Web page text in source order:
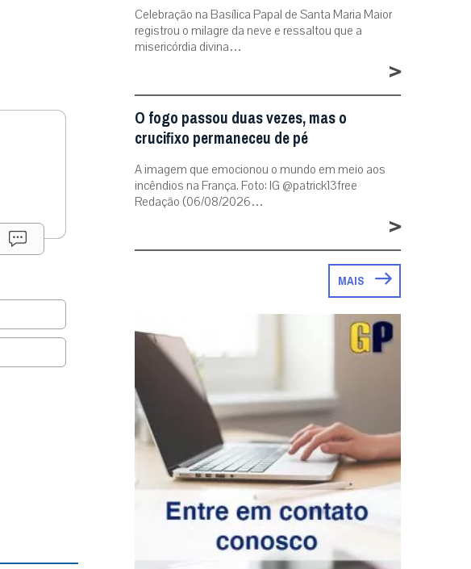
Celebração na Basílica Papal de Santa Maria Maior
registrou o milagre da neve e ressaltou que a
misericórdia divina…
>
O fogo passou duas vezes, mas o
crucifixo permaneceu de pé
A imagem que emocionou o mundo em meio aos
incêndios na França. Foto: IG @patrick13free
Redação (06/08/2026…
>
MAIS